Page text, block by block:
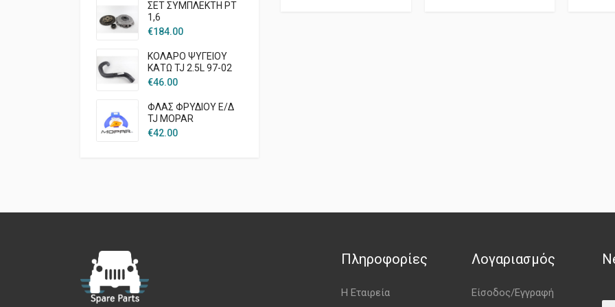
ΣΕΤ ΣΥΜΠΛΕΚΤΗ PT
1,6
€184.00
ΚΟΛΑΡΟ ΨΥΓΕΙΟΥ
ΚΑΤΩ TJ 2.5L 97-02
€46.00
ΦΛΑΣ ΦΡΥΔΙΟΥ Ε/Δ
TJ MOPAR
€42.00
Πληροφορίες
Η Εταιρεία
Λογαριασμός
Είσοδος/Εγγραφή